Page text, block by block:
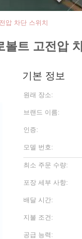
압 차단 스위치
트 고전압
기본 정보
원래 장소:
브랜드 이름:
인증:
모델 번호:
최소 주문 수량:
포장 세부 사항:
배달 시간:
지불 조건:
공급 능력: